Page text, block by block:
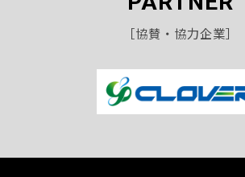
［協賛・協力企業］